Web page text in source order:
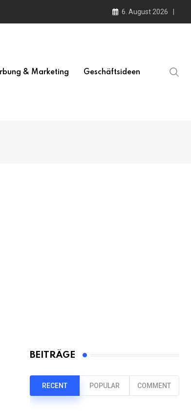
6. August 2026
& Marketing Geschäftsideen
BEITRÄGE
RECENT POPULAR COMMENT